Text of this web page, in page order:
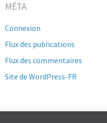
MÉTA
Connexion
Flux des publications
Flux des commentaires
Site de WordPress-FR